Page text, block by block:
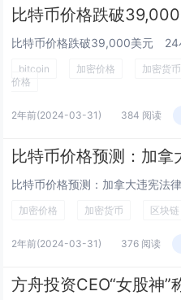
bitcoin 加密价格 加密货币
价格
2年前(2024-03-31) 384 阅读
加密价格 加密货币 区块链
2年前(2024-03-31) 376 阅读